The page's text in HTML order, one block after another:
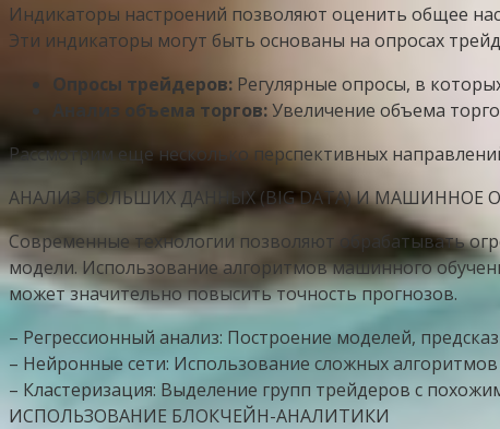
Индикаторы настроений позволяют оценить общее
Эти индикаторы могут быть основаны на опросах
Опросы трейдеров: Регулярные опросы, в
Анализ объема торгов:Увеличение объема
Рассмотрим еще несколько перспективных
АНАЛИЗ БОЛЬШИХ ДАННЫХ (BIG DATA) И МАШИННОЕ
Современные технологии позволяют обрабатывать
модели. Использование алгоритмов машинного
может значительно повысить точность прогнозов.
– Регрессионный анализ: Построение моделей,
– Нейронные сети: Использование сложных
– Кластеризация: Выделение групп трейдеров с
ИСПОЛЬЗОВАНИЕ БЛОКЧЕЙН-АНАЛИТИКИ